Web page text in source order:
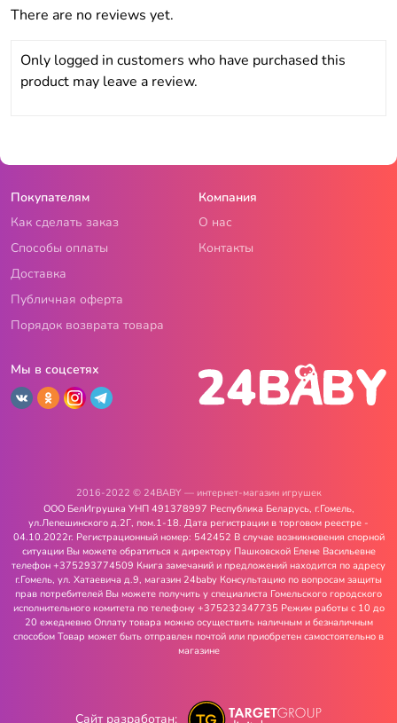
There are no reviews yet.
Only logged in customers who have purchased this
product may leave a review.
Покупателям
Как сделать заказ
Способы оплаты
Доставка
Публичная оферта
Порядок возврата товара
Компания
О нас
Контакты
Мы в соцсетях
2016-2022 © 24BABY — интернет-магазин игрушек
ООО БелИгрушка УНП 491378997 Республика Беларусь, г.Гомель,
ул.Лепешинского д.2Г, пом.1-18. Дата регистрации в торговом реестре -
04.10.2022г. Регистрационный номер: 542452 В случае возникновения спорной
ситуации Вы можете обратиться к директору Пашковской Елене Васильевне
телефон +375293774509 Книга замечаний и предложений находится по адресу
г.Гомель, ул. Хатаевича д.9, магазин 24baby Консультацию по вопросам защиты
прав потребителей Вы можете получить у специалиста Гомельского городского
исполнительного комитета по телефону +375232347735 Режим работы с 10 до
20 ежедневно Оплату товара можно осуществить наличным и безналичным
способом Товар может быть отправлен почтой или приобретен самостоятельно в
магазине
Сайт разработан: